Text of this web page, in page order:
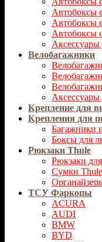
Автобоксы
Автобоксы
Автобоксы
Аксессуары
Велобагажники
Аксессуары
Крепление для
Крепления для
Багажники
Боксы для
Рюкзаки Thule
Рюкзаки
Сумки
ТСУ Фаркопы
ACURA
AUDI
BMW
BYD